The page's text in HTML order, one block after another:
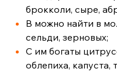
брокколи, сыре,
B можно найти в
сельди, зерновых;
C им богаты
облепиха, капуста,